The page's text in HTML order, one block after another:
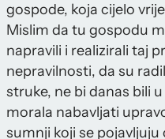
gospode, koja cijelo
Mislim da tu gospodu
napravili i realizirali taj
nepravilnosti, da su
struke, ne bi danas bili
morala nabavljati
sumnji koji se